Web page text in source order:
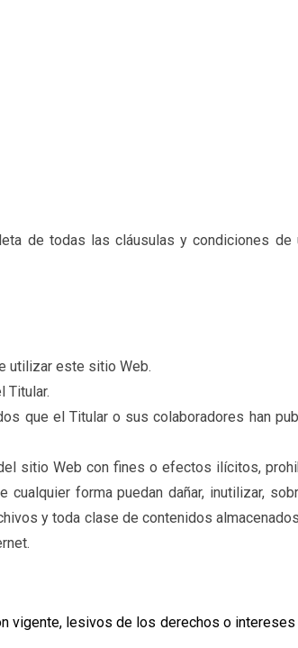
de todas las cláusulas y condiciones de
utilizar este sitio Web.
Titular.
que el Titular o sus colaboradores han
sitio Web con fines o efectos ilícitos,
forma puedan dañar, inutilizar,
y toda clase de contenidos
vigente, lesivos de los derechos o intereses